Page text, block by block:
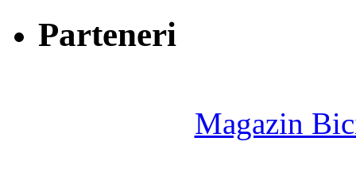
Parteneri
Magazin